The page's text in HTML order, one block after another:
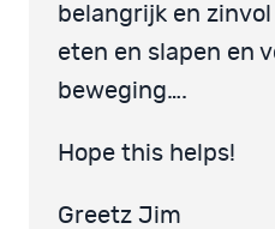
belangrijk en
eten en slapen en
beweging….
Hope this helps!
Greetz Jim